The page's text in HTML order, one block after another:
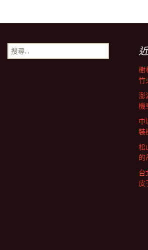
搜
尋
樹
竹
澎
機
中
裝
松
的
台
皮